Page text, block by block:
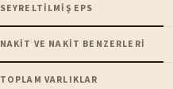
SEYRELTILMIŞ EPS
NAKIT VE NAKIT BENZERLERI
TOPLAM VARLIKLAR